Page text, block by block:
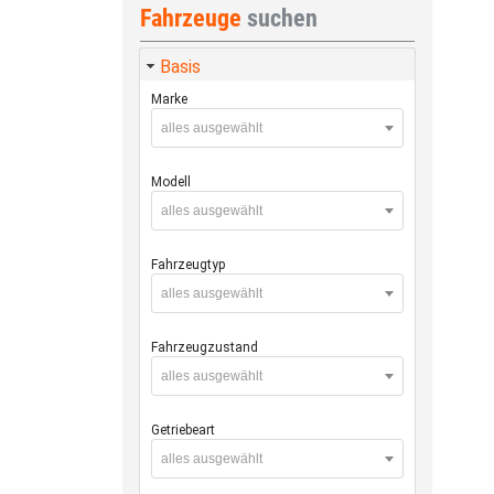
Fahrzeuge suchen
Basis
Marke
alles ausgewählt
Modell
alles ausgewählt
Fahrzeugtyp
alles ausgewählt
Fahrzeugzustand
alles ausgewählt
Getriebeart
alles ausgewählt